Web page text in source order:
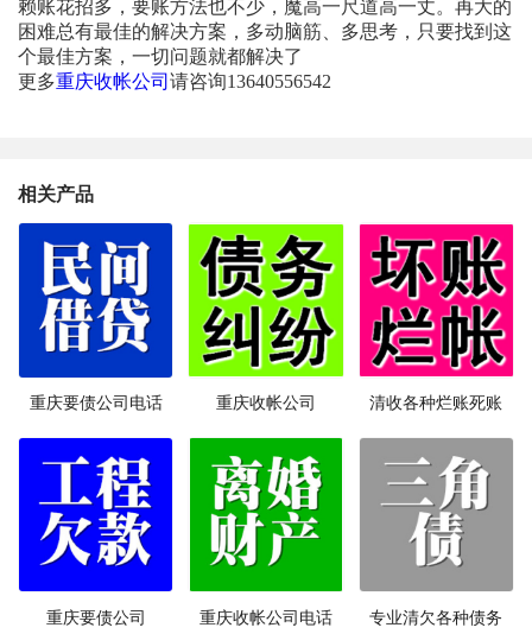
赖账花招多，要账方法也不少，魔高一尺道高一丈。再大的
困难总有最佳的解决方案，多动脑筋、多思考，只要找到这
个最佳方案，一切问题就都解决了
更多重庆收帐公司 请咨询13640556542
相关产品
重庆要债公司电话 重庆收帐公司 清收各种烂账死账
重庆要债公司 重庆收帐公司电话 专业清欠各种债务